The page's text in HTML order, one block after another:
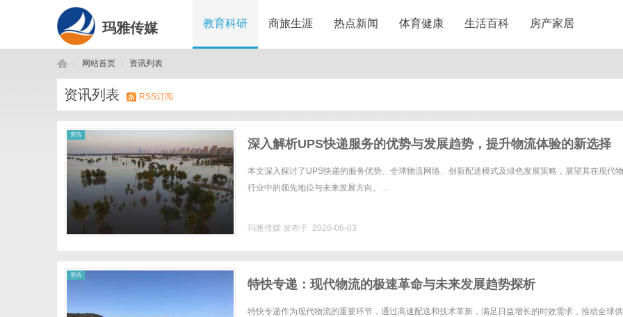
玛雅传媒 教育科研 商旅生涯 热点新闻 体育健康 生活百科 房产家居
玛 ›
网站首页
›
资讯列表
资讯列表 RSS订阅
资讯
深入解析UPS快递服务的优势与发展趋势，提升物流体验的新选择
本文深入探讨了UPS快递的服务优势、全球物流网络、创新配送模式及绿色发展策略，展望其在现代
行业中的领先地位与未来发展方向。...
玛雅传媒 发布于 2026-06-03
资讯
特快专递：现代物流的极速革命与未来发展趋势探析
特快专递作为现代物流的重要环节，通过高速配送和技术革新，满足日益增长的时效需求，推动全球